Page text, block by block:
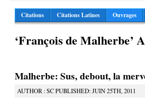
Citations Citations Latines Ouvrages
‘François de Malherbe’
Malherbe: Sus, debout, la
AUTHOR : SC PUBLISHED: JUIN 25TH, 2011